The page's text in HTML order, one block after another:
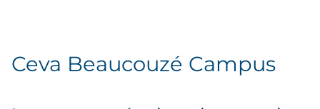
Ceva Beaucouzé Campus